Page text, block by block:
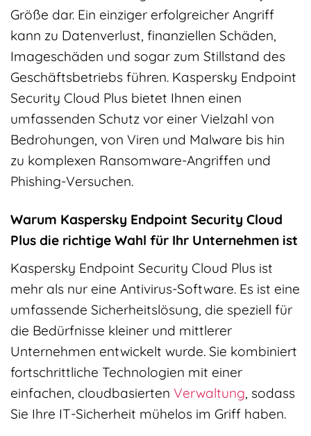
Größe dar. Ein einziger erfolgreicher Angriff
kann zu Datenverlust, finanziellen Schäden,
Imageschäden und sogar zum Stillstand des
Geschäftsbetriebs führen. Kaspersky Endpoint
Security Cloud Plus bietet Ihnen einen
umfassenden Schutz vor einer Vielzahl von
Bedrohungen, von Viren und Malware bis hin
zu komplexen Ransomware-Angriffen und
Phishing-Versuchen.
Warum Kaspersky Endpoint Security Cloud
Plus die richtige Wahl für Ihr Unternehmen ist
Kaspersky Endpoint Security Cloud Plus ist
mehr als nur eine Antivirus-Software. Es ist eine
umfassende Sicherheitslösung, die speziell für
die Bedürfnisse kleiner und mittlerer
Unternehmen entwickelt wurde. Sie kombiniert
fortschrittliche Technologien mit einer
einfachen, cloudbasierten Verwaltung, sodass
Sie Ihre IT-Sicherheit mühelos im Griff haben.